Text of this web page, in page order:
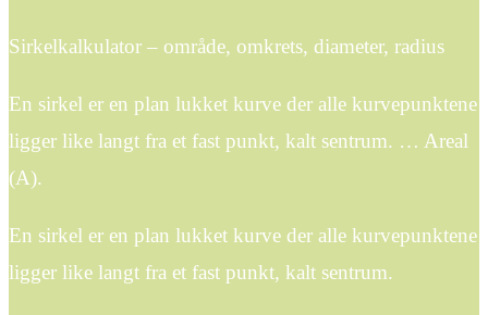
Sirkelkalkulator – område, omkrets, diameter, radius
En sirkel er en plan lukket kurve der alle kurvepunktene
ligger like langt fra et fast punkt, kalt sentrum. … Areal
(A).
En sirkel er en plan lukket kurve der alle kurvepunktene
ligger like langt fra et fast punkt, kalt sentrum.